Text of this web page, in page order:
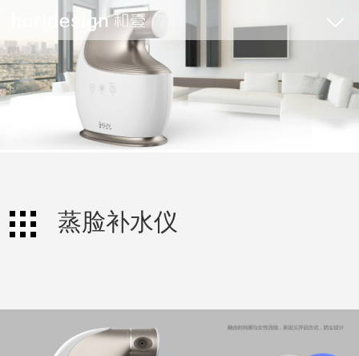
蒸脸补水仪